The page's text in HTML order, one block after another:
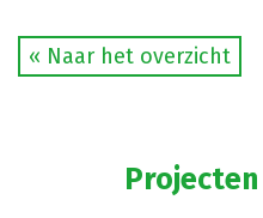
« Naar het overzicht